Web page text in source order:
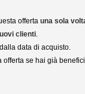
offerta una sola
clienti.
dalla data di acquisto.
offerta se hai già